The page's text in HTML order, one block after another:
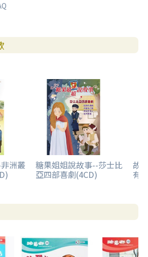
洲叢 糖果姐姐說故事--莎士比
亞四部喜劇(4CD)
故
有